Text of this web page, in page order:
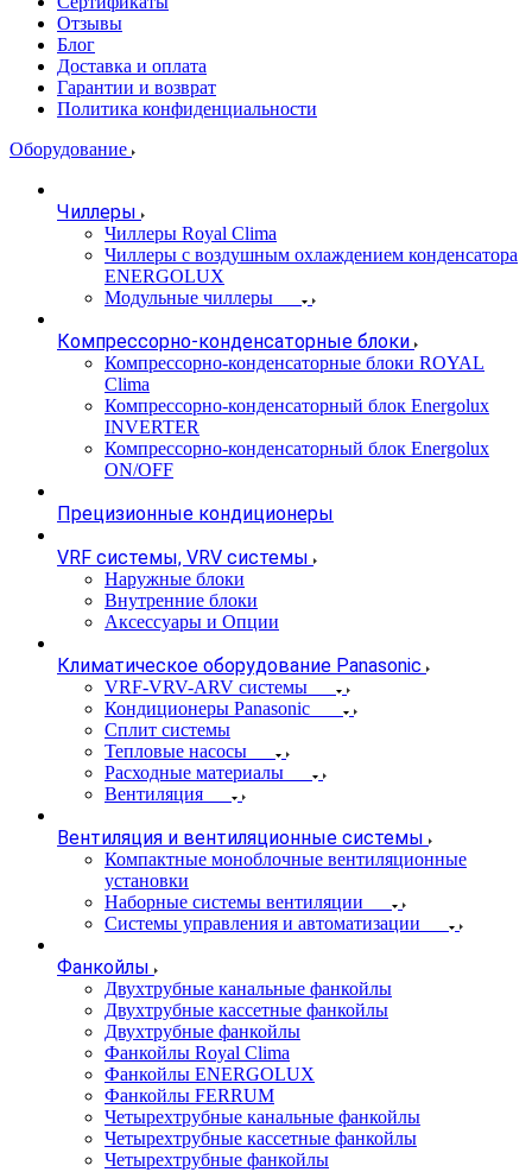
Отзывы
Блог
Доставка и оплата
Гарантии и возврат
Политика конфиденциальности
Оборудование
Чиллеры
Чиллеры Royal Clima
Чиллеры с воздушным охлаждением конденсатора
ENERGOLUX
Модульные чиллеры
Компрессорно-конденсаторные блоки
Компрессорно-конденсаторные блоки ROYAL
Clima
Компрессорно-конденсаторный блок Energolux
INVERTER
Компрессорно-конденсаторный блок Energolux
ON/OFF
Прецизионные кондиционеры
VRF системы, VRV системы
Наружные блоки
Внутренние блоки
Аксессуары и Опции
Климатическое оборудование Panasonic
VRF-VRV-ARV системы
Кондиционеры Panasonic
Сплит системы
Тепловые насосы
Расходные материалы
Вентиляция
Вентиляция и вентиляционные системы
Компактные моноблочные вентиляционные
установки
Наборные системы вентиляции
Системы управления и автоматизации
Фанкойлы
Двухтрубные канальные фанкойлы
Двухтрубные кассетные фанкойлы
Двухтрубные фанкойлы
Фанкойлы Royal Clima
Фанкойлы ENERGOLUX
Фанкойлы FERRUM
Четырехтрубные канальные фанкойлы
Четырехтрубные кассетные фанкойлы
Четырехтрубные фанкойлы